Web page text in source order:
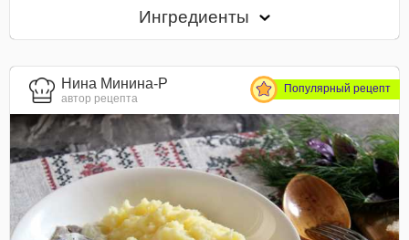
Ингредиенты
Нина Минина-Р
автор рецепта
Популярный рецепт